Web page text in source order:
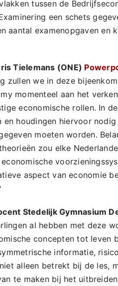
tussen de
een schets
aantal examenopgaven en
Tielemans (ONE)
zullen we in deze
momenteel aan het
economische rollen. In
houdingen hiervoor
moeten worden.
zou elke
aspect van economie
Stedelijk Gymnasium
al hebben met deze
concepten tot leven
informatie,
alleen betrekt bij de les,
te maken bij het